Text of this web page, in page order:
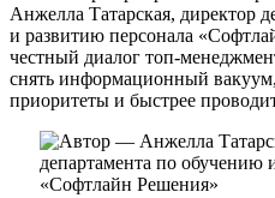
Анжелла Татарская, директор
и развитию персонала
честный диалог топ-
снять информационный
приоритеты и быстрее